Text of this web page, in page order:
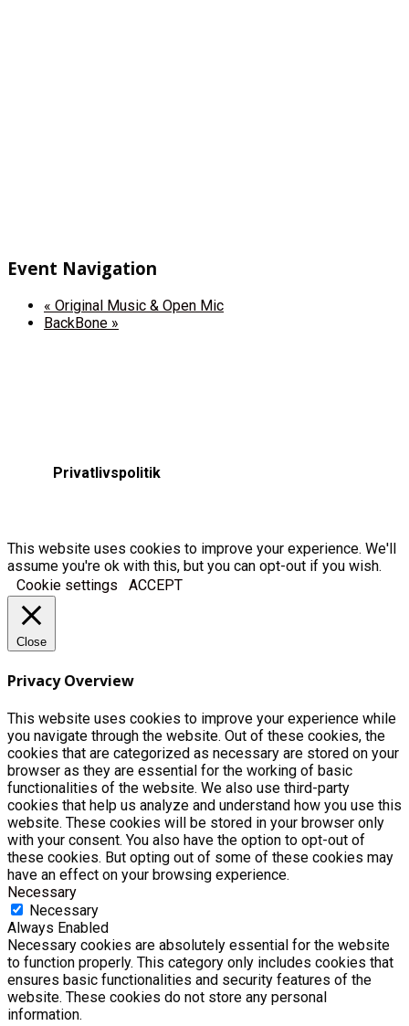
Event Navigation
« Original Music & Open Mic
BackBone »
Privatlivspolitik
This website uses cookies to improve your experience. We'll
assume you're ok with this, but you can opt-out if you wish.
Cookie settings
ACCEPT
Close
Privacy Overview
This website uses cookies to improve your experience while
you navigate through the website. Out of these cookies, the
cookies that are categorized as necessary are stored on your
browser as they are essential for the working of basic
functionalities of the website. We also use third-party
cookies that help us analyze and understand how you use this
website. These cookies will be stored in your browser only
with your consent. You also have the option to opt-out of
these cookies. But opting out of some of these cookies may
have an effect on your browsing experience.
Necessary
Necessary
Always Enabled
Necessary cookies are absolutely essential for the website
to function properly. This category only includes cookies that
ensures basic functionalities and security features of the
website. These cookies do not store any personal
information.